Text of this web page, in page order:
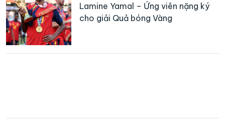
Lamine Yamal – Ứng viên nặng ký
cho giải Quả bóng Vàng